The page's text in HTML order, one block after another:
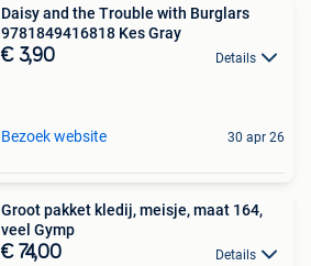
Daisy and the Trouble with Burglars
9781849416818 Kes Gray
€ 3,90 Details
Bezoek website 30 apr 26
Groot pakket kledij, meisje, maat 164,
veel Gymp
€ 74,00 Details